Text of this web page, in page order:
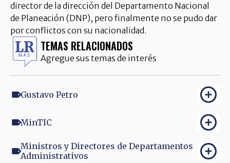
director de la dirección del Departamento Nacional
de Planeación (DNP), pero finalmente no se pudo dar
por conflictos con su nacionalidad.
TEMAS RELACIONADOS
Agregue sus temas de interés
Gustavo Petro
MinTIC
Ministros y Directores de Departamentos
Administrativos